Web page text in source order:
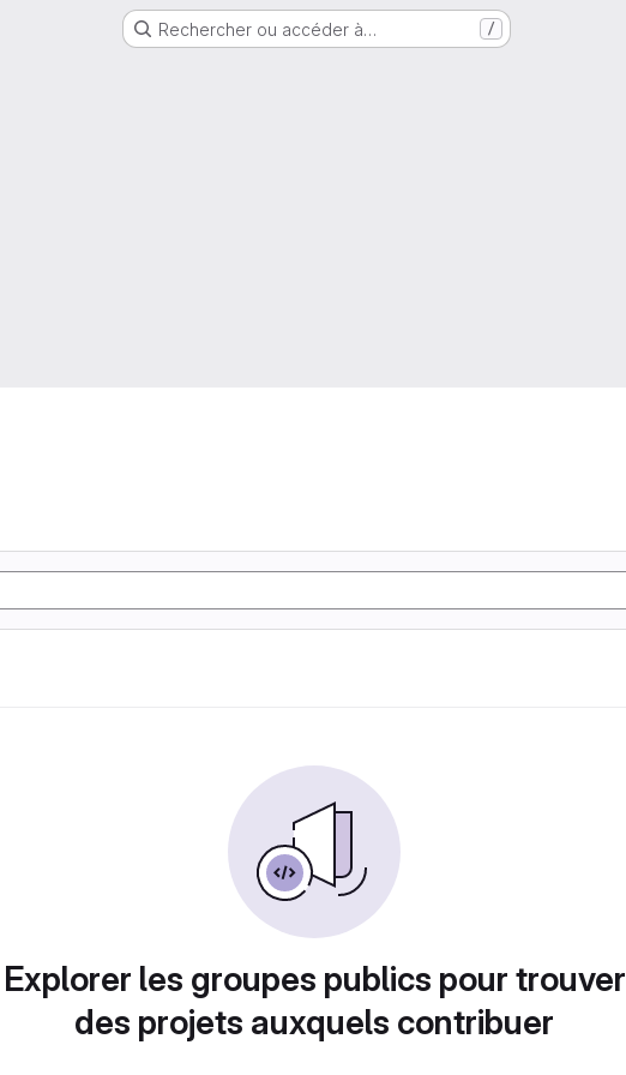
Rechercher ou accéder à… /
Explorer les groupes publics pour trouver
des projets auxquels contribuer